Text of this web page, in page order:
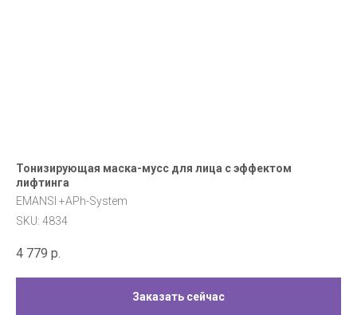
Тонизирующая маска-мусс для лица с эффектом
лифтинга
EMANSI +APh-System
SKU: 4834
4 779 р.
Заказать сейчас